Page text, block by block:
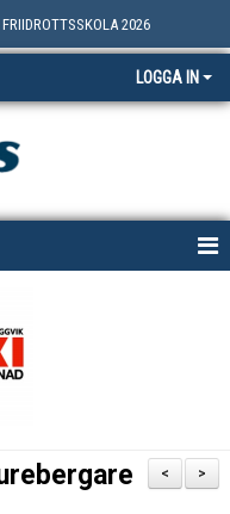
2026
LOGGA IN
>
<